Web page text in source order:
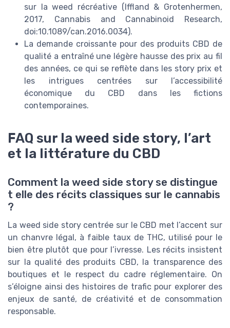
sur la weed récréative (Iffland & Grotenhermen,
2017, Cannabis and Cannabinoid Research,
doi:10.1089/can.2016.0034).
La demande croissante pour des produits CBD de
qualité a entraîné une légère hausse des prix au fil
des années, ce qui se reflète dans les story prix et
les intrigues centrées sur l’accessibilité
économique du CBD dans les fictions
contemporaines.
FAQ sur la weed side story, l’art
et la littérature du CBD
Comment la weed side story se distingue
t elle des récits classiques sur le cannabis
?
La weed side story centrée sur le CBD met l’accent sur
un chanvre légal, à faible taux de THC, utilisé pour le
bien être plutôt que pour l’ivresse. Les récits insistent
sur la qualité des produits CBD, la transparence des
boutiques et le respect du cadre réglementaire. On
s’éloigne ainsi des histoires de trafic pour explorer des
enjeux de santé, de créativité et de consommation
responsable.